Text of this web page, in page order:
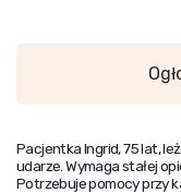
Pacjentka Ingrid, 75 lat,
udarze. Wymaga stałej
Potrzebuje pomocy przy